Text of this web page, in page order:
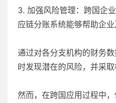
3. 加强风险管理：跨国企
应链分账系统能够帮助企业
通过对各分支机构的财务
时发现潜在的风险，并采取
然而，在跨国应用过程中